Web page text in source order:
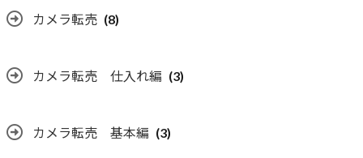
カメラ転売 (8)
カメラ転売 仕入れ編 (3)
カメラ転売 基本編 (3)